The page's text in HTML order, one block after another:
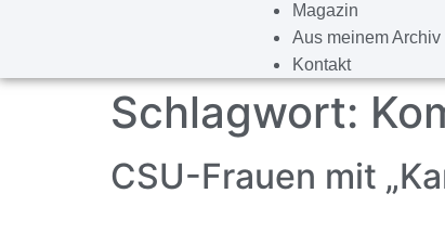
Magazin
Aus meinem Archiv
Kontakt
Schlagwort:
CSU-Frauen mit